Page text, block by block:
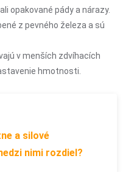
opakované pády a nárazy.
z pevného železa a sú
v menších zdvíhacích
hmotnosti.
a silové
nimi rozdiel?